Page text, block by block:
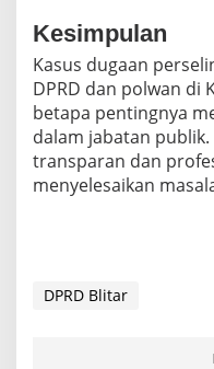
Kesimpulan
Kasus dugaan
DPRD dan polwan di
betapa pentingnya
dalam jabatan
transparan dan
menyelesaikan
DPRD Blitar